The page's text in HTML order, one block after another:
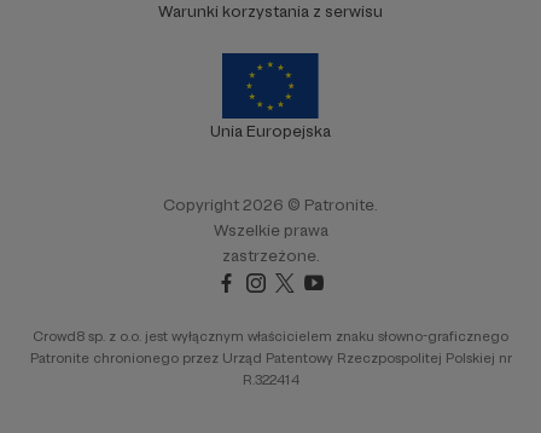
Warunki korzystania z serwisu
Unia Europejska
Copyright 2026 © Patronite.
Wszelkie prawa
zastrzeżone.
Crowd8 sp. z o.o. jest wyłącznym właścicielem znaku słowno-graficznego
Patronite chronionego przez Urząd Patentowy Rzeczpospolitej Polskiej nr
R.322414